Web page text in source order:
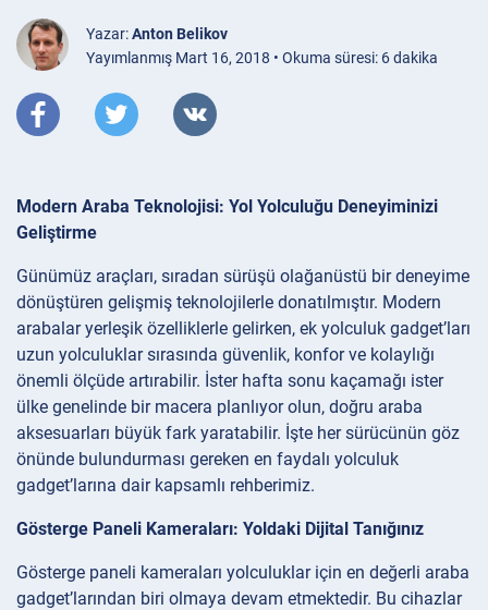
Yazar:Anton Belikov
Yayımlanmış Mart 16, 2018 • Okuma süresi: 6 dakika
Modern Araba Teknolojisi: Yol Yolculuğu Deneyiminizi
Geliştirme
Günümüz araçları, sıradan sürüşü olağanüstü bir deneyime
dönüştüren gelişmiş teknolojilerle donatılmıştır. Modern
arabalar yerleşik özelliklerle gelirken, ek yolculuk gadget’ları
uzun yolculuklar sırasında güvenlik, konfor ve kolaylığı
önemli ölçüde artırabilir. İster hafta sonu kaçamağı ister
ülke genelinde bir macera planlıyor olun, doğru araba
aksesuarları büyük fark yaratabilir. İşte her sürücünün göz
önünde bulundurması gereken en faydalı yolculuk
gadget’larına dair kapsamlı rehberimiz.
Gösterge Paneli Kameraları: Yoldaki Dijital Tanığınız
Gösterge paneli kameraları yolculuklar için en değerli araba
gadget’larından biri olmaya devam etmektedir. Bu cihazlar